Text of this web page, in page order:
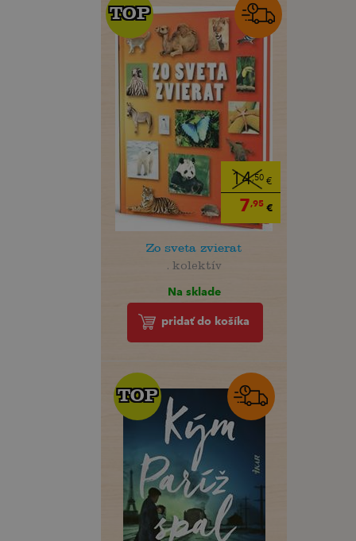
14,50€
7,95€
TOP
TOP
Zo sveta zvierat
. kolektív
Na sklade
pridať do košíka
TOP
TOP